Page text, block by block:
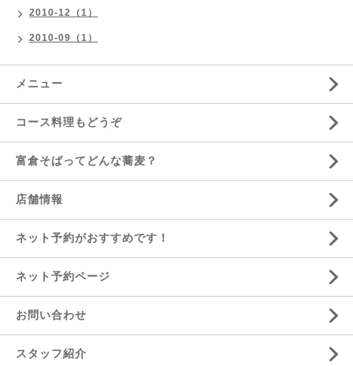
2010-12（1）
2010-09（1）
メニュー
コース料理もどうぞ
富倉そばってどんな蕎麦？
店舗情報
ネット予約がおすすめです！
ネット予約ページ
お問い合わせ
スタッフ紹介